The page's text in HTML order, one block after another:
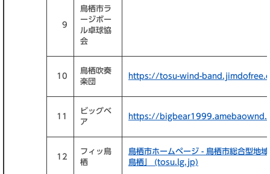
9
鳥栖市ラ
ージボー
ル卓球協
会
10
鳥栖吹奏
楽団
https://tosu-wind-
11
ビッグベ
ア
https://
12
フィッ鳥
栖
鳥栖市ホームページ - 鳥栖市総合型地
鳥栖」 (tosu.lg.jp)